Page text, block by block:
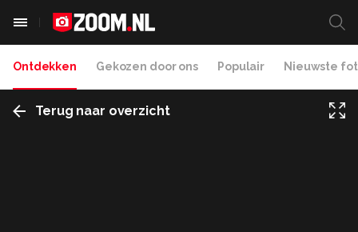
Ontdekken Gekozen door ons Populair Nieuwste
Terug naar overzicht